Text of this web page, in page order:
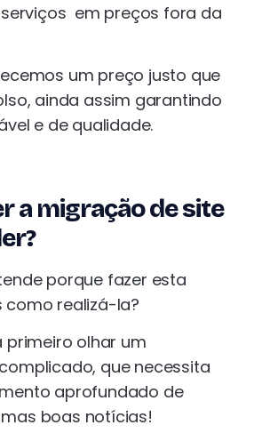
em preços fora da
um preço justo que
ainda assim garantindo
e de qualidade.
a migração de site
porque fazer esta
realizá-la?
primeiro olhar um
que necessita
aprofundado de
boas notícias!